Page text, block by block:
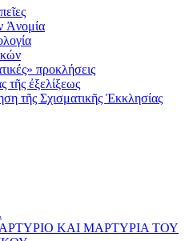
Ἀνομία
προκλήσεις
τῆς ἐξελίξεως
τῆς Σχισματικῆς Ἐκκλησίας
ΚΑI ΜΑΡΤΥΡIΑ ΤΟΥ